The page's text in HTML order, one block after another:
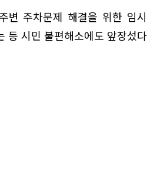
변 주차문제 해결을 위한 임
등 시민 불편해소에도 앞장섰